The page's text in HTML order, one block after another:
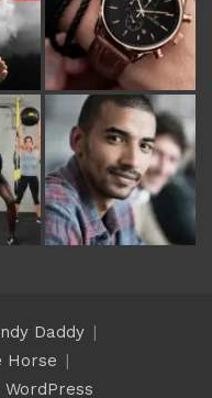
Daddy
Horse
WordPress